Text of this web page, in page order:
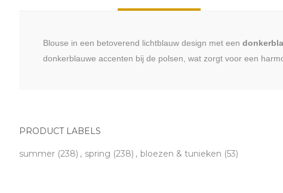
Blouse in een betoverend lichtblauw design met een
donkerblauwe accenten bij de polsen, wat zorgt voor een
PRODUCT LABELS
summer (238) , spring (238) , bloezen & tunieken (53)